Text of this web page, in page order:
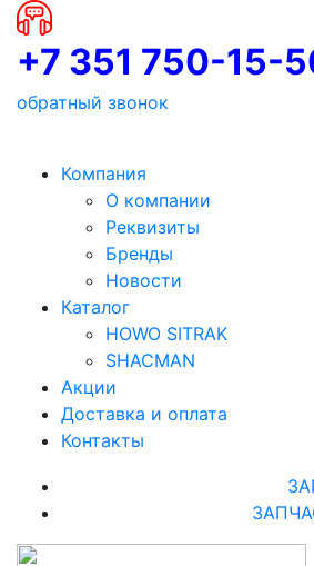
+7 351 750-15-
обратный звонок
Компания
О компании
Реквизиты
Бренды
Новости
Каталог
HOWO SITRAK
SHACMAN
Акции
Доставка и оплата
Контакты